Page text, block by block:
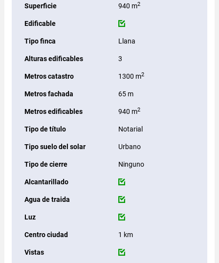
Superficie 940 m2
Edificable
Tipo finca Llana
Alturas edificables 3
Metros catastro 1300 m2
Metros fachada 65 m
Metros edificables 940 m2
Tipo de título Notarial
Tipo suelo del solar Urbano
Tipo de cierre Ninguno
Alcantarillado
Agua de traida
Luz
Centro ciudad 1 km
Vistas